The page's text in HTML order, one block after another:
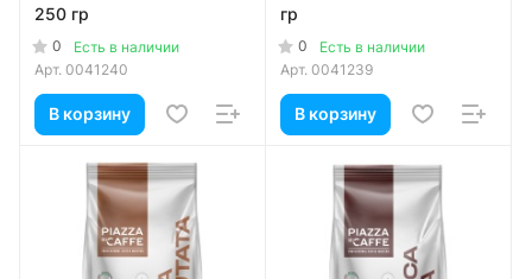
250 гр
0
Есть в наличии
Арт. 0041240
В корзину
гр
0
Есть в наличии
Арт. 0041239
В корзину